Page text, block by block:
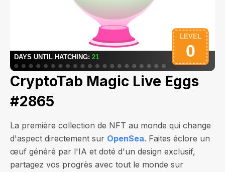
CryptoTab Magic Live Eggs
#2865
La première collection de NFT au monde qui change
d'aspect directement sur OpenSea. Faites éclore un
œuf généré par l'IA et doté d'un design exclusif,
partagez vos progrès avec tout le monde sur